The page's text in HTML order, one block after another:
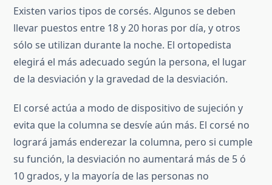
Existen varios tipos de corsés. Algunos se deben
llevar puestos entre 18 y 20 horas por día, y otros
sólo se utilizan durante la noche. El ortopedista
elegirá el más adecuado según la persona, el lugar
de la desviación y la gravedad de la desviación.
El corsé actúa a modo de dispositivo de sujeción y
evita que la columna se desvíe aún más. El corsé no
logrará jamás enderezar la columna, pero si cumple
su función, la desviación no aumentará más de 5 ó
10 grados, y la mayoría de las personas no